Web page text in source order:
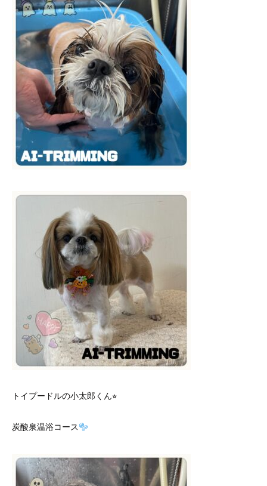
トイプードルの小太郎くん⭐︎
炭酸泉温浴コース